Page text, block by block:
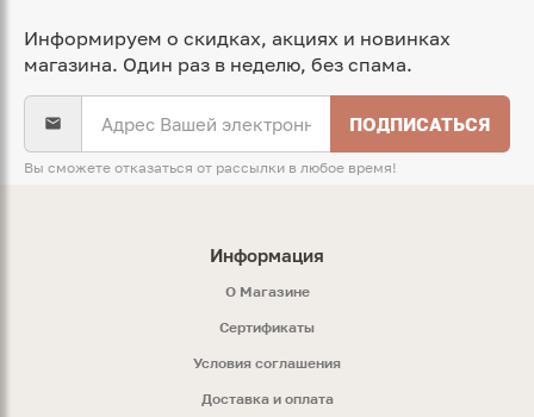
Информируем о скидках, акциях и новинках
магазина. Один раз в неделю, без спама.
ПОДПИСАТЬСЯ
Вы сможете отказаться от рассылки в любое время!
Информация
O Магазине
Сертификаты
Условия соглашения
Доставка и оплата